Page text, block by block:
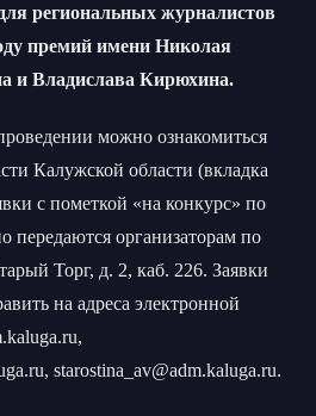
региональных журналистов
премий имени Николая
и Владислава Кирюхина.
можно ознакомиться
Калужской области (вкладка
с пометкой «на конкурс» по
передаются организаторам по
Торг, д. 2, каб. 226. Заявки
на адреса электронной
starostina_av@adm.kaluga.ru.